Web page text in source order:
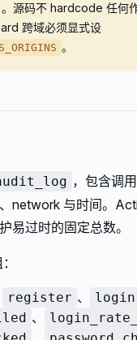
。源码不 hardcode 任
跨域必须显式设
。
，包含调
network 与时间。
易过时的固定总数。
register 、 login
、